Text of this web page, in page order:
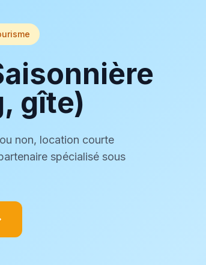
gîte)
non, location courte
spécialisé sous